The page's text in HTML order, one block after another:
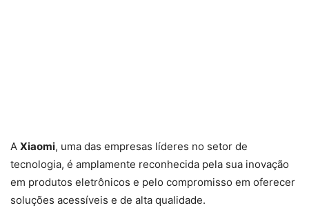
A Xiaomi, uma das empresas líderes no setor de
tecnologia, é amplamente reconhecida pela sua inovação
em produtos eletrônicos e pelo compromisso em oferecer
soluções acessíveis e de alta qualidade.